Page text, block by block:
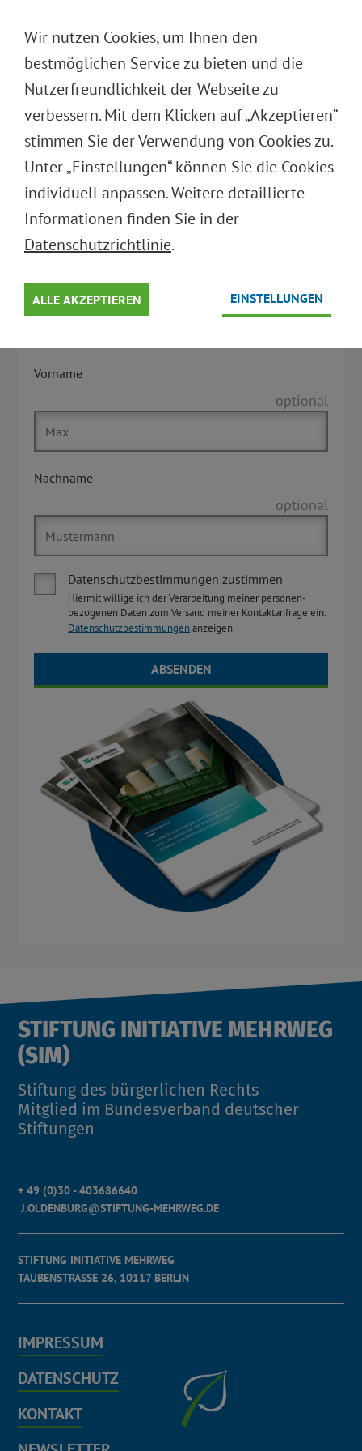
Wir nutzen Cookies, um Ihnen den
bestmöglichen Service zu bieten und die
Nutzerfreundlichkeit der Webseite zu
verbessern. Mit dem Klicken auf „Akzeptieren“
stimmen Sie der Verwendung von Cookies zu.
Unter „Einstellungen“ können Sie die Cookies
individuell anpassen. Weitere detaillierte
Informationen finden Sie in der
Datenschutzrichtlinie.
ALLE AKZEPTIEREN EINSTELLUNGEN
ENGLISH
NEWSLETTER
ABONNIEREN
Bitte geben Sie Ihre E-Mail-Adresse ein, um unseren
Newsletter zu abonnieren.
Vorname
optional
Nachname
optional
Datenschutzbestimmungen zustimmen
Hiermit willige ich der Verarbeitung meiner personen-
bezogenen Daten zum Versand meiner Kontaktanfrage ein.
Datenschutzbestimmungenanzeigen
ABSENDEN
STIFTUNG INITIATIVE MEHRWEG
(SIM)
Stiftung des bürgerlichen Rechts
Mitglied im Bundesverband deutscher
Stiftungen
+ 49 (0)30 - 403686640
J.OLDENBURG@STIFTUNG-MEHRWEG.DE
STIFTUNG INITIATIVE MEHRWEG
TAUBENSTRASSE 26, 10117 BERLIN
IMPRESSUM
DATENSCHUTZ
KONTAKT